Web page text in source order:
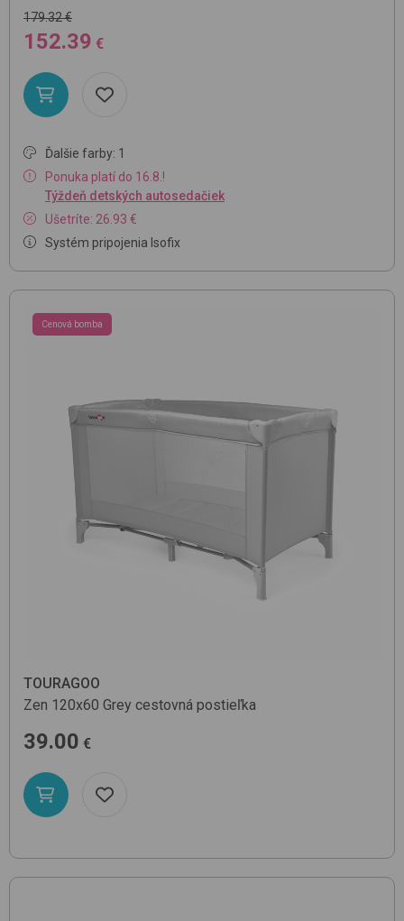
179.32 €
152.39 €
Ďalšie farby: 1
Ponuka platí do 16.8.!
Týždeň detských autosedačiek
Ušetríte: 26.93 €
Systém pripojenia Isofix
Cenová bomba
TOURAGOO
Zen 120x60 Grey cestovná postieľka
39.00 €